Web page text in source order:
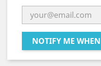
NOTIFY ME